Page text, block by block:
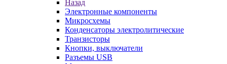
Назад
Электронные компоненты
Микросхемы
Конденсаторы электролитические
Транзисторы
Кнопки, выключатели
Разъемы USB